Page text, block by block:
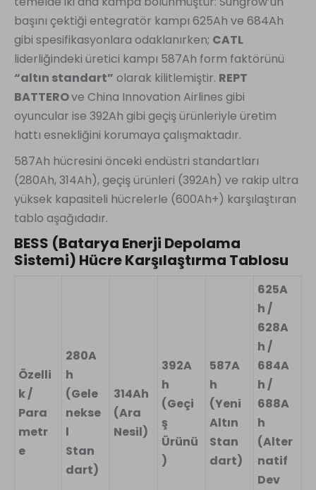
başını çektiği entegratör kampı 625Ah ve 684Ah
gibi spesifikasyonlara odaklanırken; CATL
liderliğindeki üretici kampı 587Ah form faktörünü
“altın standart” olarak kilitlemiştir. REPT
BATTEROve China Innovation Airlines gibi
oyuncular ise 392Ah gibi geçiş ürünleriyle üretim
hattı esnekliğini korumaya çalışmaktadır.
587Ah hücresini önceki endüstri standartları
(280Ah, 314Ah), geçiş ürünleri (392Ah) ve rakip ultra
yüksek kapasiteli hücrelerle (600Ah+) karşılaştıran
tablo aşağıdadır.
BESS (Batarya Enerji Depolama
Sistemi) Hücre Karşılaştırma Tablosu
Özelli
k /
Para
metr
e
280A
h
(Gele
nekse
l
Stan
dart)
314Ah
(Ara
Nesil)
392A
h
(Geçi
ş
Ürünü
)
587A
h
(Yeni
Altın
Stan
dart)
625A
h /
628A
h /
684A
h /
688A
h
(Alter
natif
Dev